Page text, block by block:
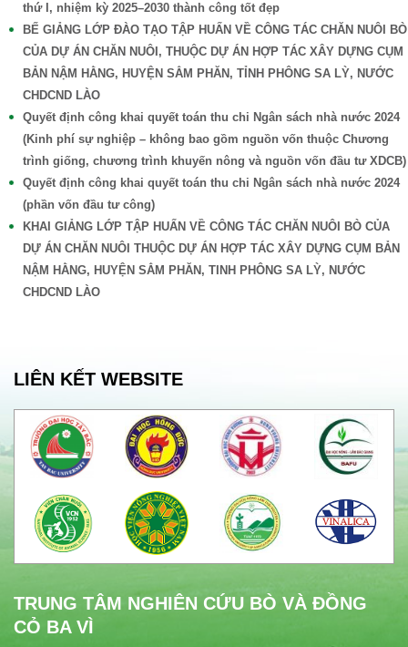
thứ I, nhiệm kỳ 2025–2030 thành công tốt đẹp
BẾ GIẢNG LỚP ĐÀO TẠO TẬP HUẤN VỀ CÔNG TÁC CHĂN NUÔI BÒ
CỦA DỰ ÁN CHĂN NUÔI, THUỘC DỰ ÁN HỢP TÁC XÂY DỰNG CỤM
BẢN NẬM HẰNG, HUYỆN SẲM PHĂN, TỈNH PHÔNG SA LỲ, NƯỚC
CHDCND LÀO
Quyết định công khai quyết toán thu chi Ngân sách nhà nước 2024
(Kinh phí sự nghiệp – không bao gồm nguồn vốn thuộc Chương
trình giống, chương trình khuyến nông và nguồn vốn đầu tư XDCB)
Quyết định công khai quyết toán thu chi Ngân sách nhà nước 2024
(phần vốn đầu tư công)
KHAI GIẢNG LỚP TẬP HUẤN VỀ CÔNG TÁC CHĂN NUÔI BÒ CỦA
DỰ ÁN CHĂN NUÔI THUỘC DỰ ÁN HỢP TÁC XÂY DỰNG CỤM BẢN
NẬM HẰNG, HUYỆN SẲM PHĂN, TINH PHÔNG SA LỲ, NƯỚC
CHDCND LÀO
LIÊN KẾT WEBSITE
TRUNG TÂM NGHIÊN CỨU BÒ VÀ ĐỒNG
CỎ BA VÌ